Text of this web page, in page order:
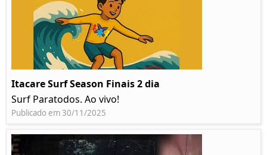
Itacare Surf Season Finais 2 dia
Surf Paratodos. Ao vivo!
Publicado em 30/11/2025